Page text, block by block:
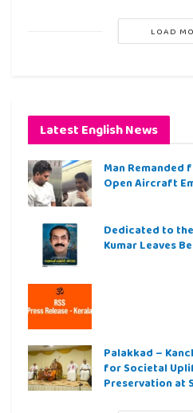
LOAD
Latest English News
Man
Open Aircraft
Dedicated to
Kumar Leaves
Palakkad –
for Societal
Preservation at